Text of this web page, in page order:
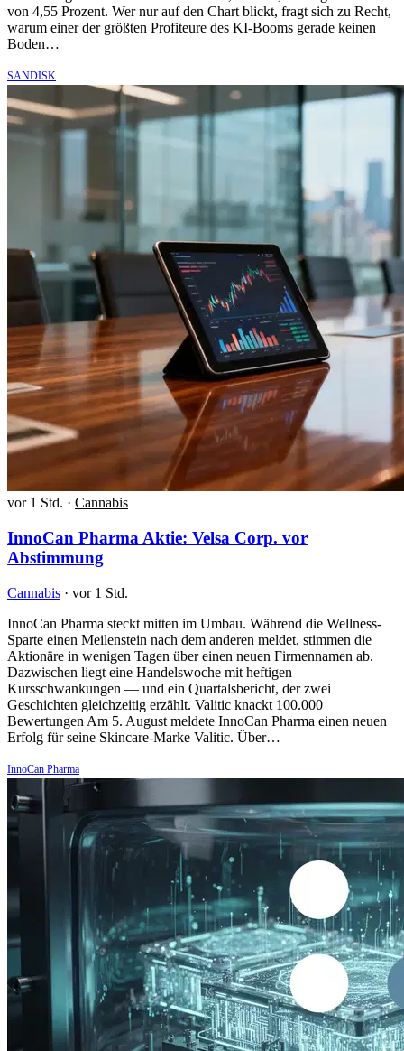
von 4,55 Prozent. Wer nur auf den Chart blickt, fragt sich zu Recht,
warum einer der größten Profiteure des KI-Booms gerade keinen
Boden…
SANDISK
vor 1 Std. · Cannabis
InnoCan Pharma Aktie: Velsa Corp. vor
Abstimmung
Cannabis · vor 1 Std.
InnoCan Pharma steckt mitten im Umbau. Während die Wellness-
Sparte einen Meilenstein nach dem anderen meldet, stimmen die
Aktionäre in wenigen Tagen über einen neuen Firmennamen ab.
Dazwischen liegt eine Handelswoche mit heftigen
Kursschwankungen — und ein Quartalsbericht, der zwei
Geschichten gleichzeitig erzählt. Valitic knackt 100.000
Bewertungen Am 5. August meldete InnoCan Pharma einen neuen
Erfolg für seine Skincare-Marke Valitic. Über…
InnoCan Pharma